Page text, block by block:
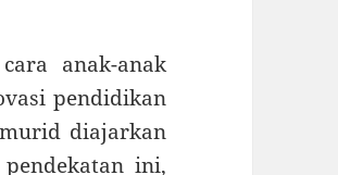
anak-anak
pendidikan
diajarkan
ini,